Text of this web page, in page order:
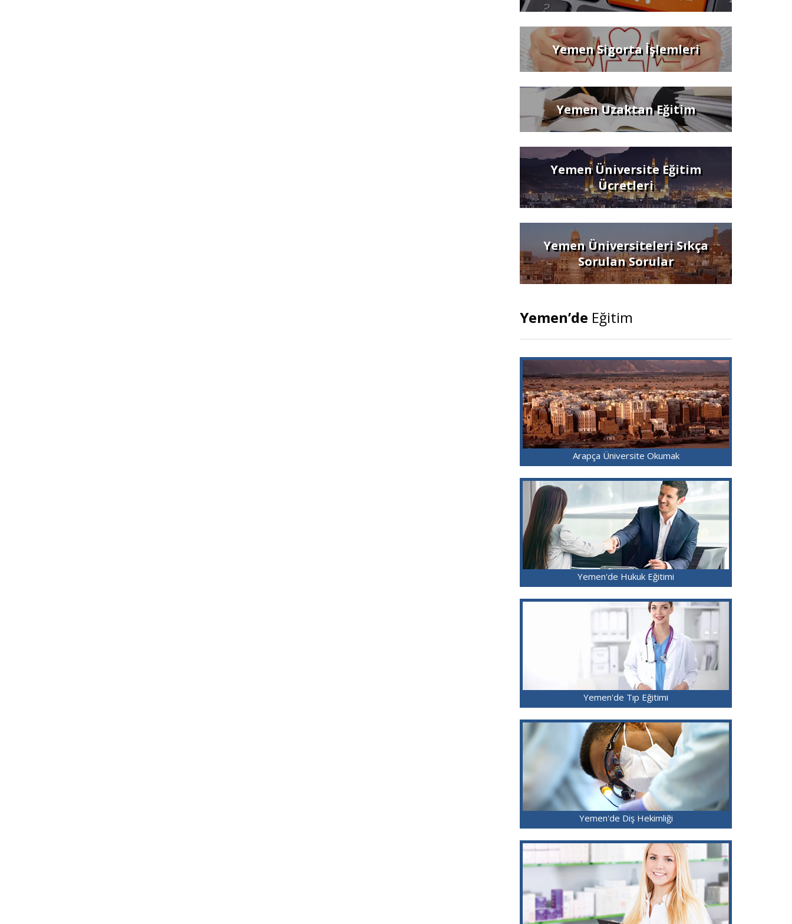
Yemen Sigorta İşlemleri
Yemen Uzaktan Eğitim
Yemen Üniversite Eğitim
Ücretleri
Yemen Üniversiteleri Sıkça
Sorulan Sorular
Yemen’de Eğitim
Arapça Üniversite Okumak
Yemen'de Hukuk Eğitimi
Yemen'de Tıp Eğitimi
Yemen'de Diş Hekimliği